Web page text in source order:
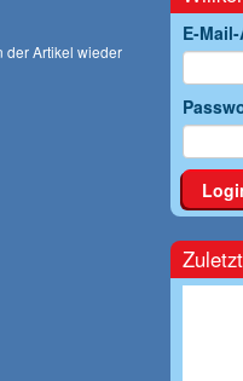
der Artikel wieder
E-